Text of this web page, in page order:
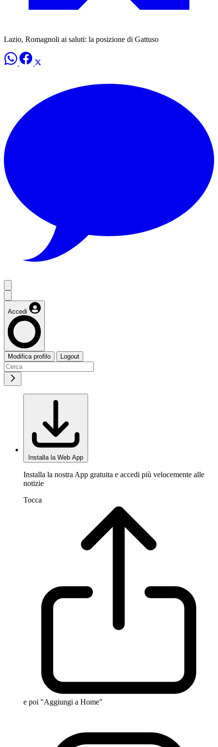
Lazio, Romagnoli ai saluti: la posizione di Gattuso
Accedi
Modifica profilo Logout
Installa la Web App
Installa la nostra App gratuita e accedi più velocemente alle
notizie
Tocca
e poi "Aggiungi a Home"